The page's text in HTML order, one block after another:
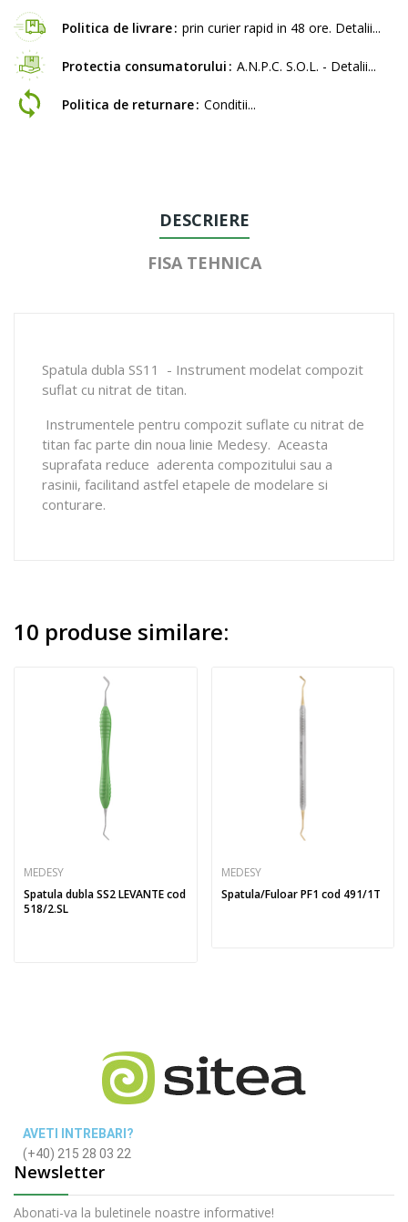
Politica de livrare prin curier rapid in 48 ore. Detalii...
Protectia consumatorului A.N.P.C. S.O.L. - Detalii...
Politica de returnare Conditii...
DESCRIERE
FISA TEHNICA
Spatula dubla SS11 - Instrument modelat compozit
suflat cu nitrat de titan.
Instrumentele pentru compozit suflate cu nitrat de
titan fac parte din noua linie Medesy. Aceasta
suprafata reduce aderenta compozitului sau a
rasinii, facilitand astfel etapele de modelare si
conturare.
10 produse similare:
MEDESY
Spatula dubla SS2 LEVANTE cod
518/2.SL
MEDESY
Spatula/Fuloar PF1 cod 491/1T
AVETI INTREBARI?
(+40) 215 28 03 22
Newsletter
Abonati-va la buletinele noastre informative!